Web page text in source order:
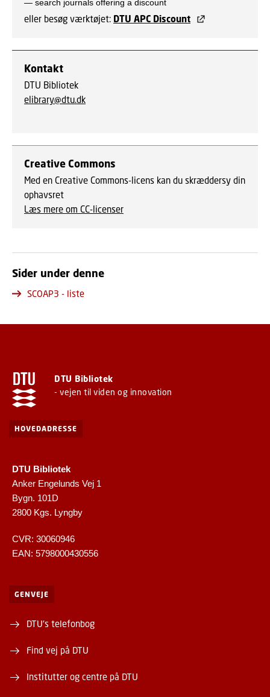
eller besøg værktøjet: DTU APC Discount
Kontakt
DTU Bibliotek
elibrary@dtu.dk
Creative Commons
Med en Creative Commons-licens kan du skræddersy din
ophavsret
Læs mere om CC-licenser
Sider under denne
SCOAP3 - liste
DTU Bibliotek
- vejen til viden og innovation
HOVEDADRESSE
DTU Bibliotek
Anker Engelunds Vej 1
Bygn. 101D
2800 Kgs. Lyngby
CVR: 30060946
EAN: 5798000430556
GENVEJE
DTU's telefonbog
Find vej på DTU
Institutter og centre på DTU